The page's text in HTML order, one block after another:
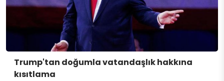
Trump'tan doğumla vatandaşlık hakkına
kısıtlama